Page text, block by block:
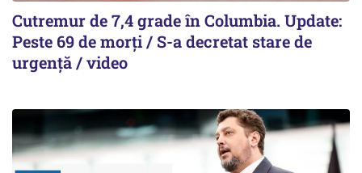
Cutremur de 7,4 grade în Columbia. Update:
Peste 69 de morți / S-a decretat stare de
urgență / video